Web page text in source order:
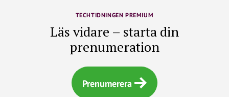
TECHTIDNINGEN PREMIUM
Läs vidare – starta din
prenumeration
Prenumerera